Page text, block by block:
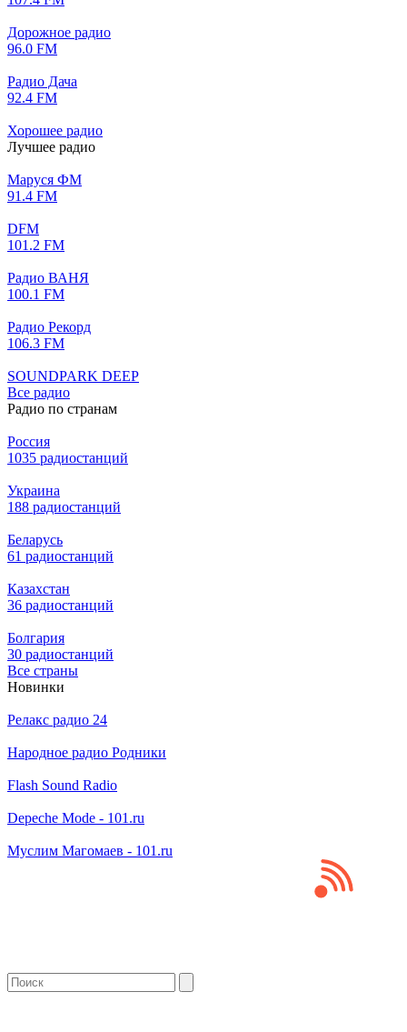
Дорожное радио
96.0 FM
Радио Дача
92.4 FM
Хорошее радио
Лучшее радио
Маруся ФМ
91.4 FM
DFM
101.2 FM
Радио ВАНЯ
100.1 FM
Радио Рекорд
106.3 FM
SOUNDPARK DEEP
Все радио
Радио по странам
Россия
1035 радиостанций
Украина
188 радиостанций
Беларусь
61 радиостанций
Казахстан
36 радиостанций
Болгария
30 радиостанций
Все страны
Новинки
Релакс радио 24
Народное радио Родники
Flash Sound Radio
Depeche Mode - 101.ru
Муслим Магомаев - 101.ru